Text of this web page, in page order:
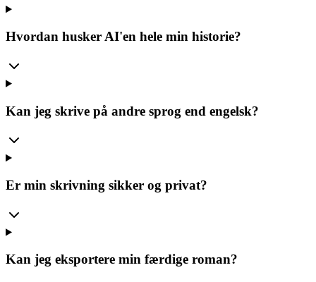
Hvordan husker AI'en hele min historie?
Kan jeg skrive på andre sprog end engelsk?
Er min skrivning sikker og privat?
Kan jeg eksportere min færdige roman?